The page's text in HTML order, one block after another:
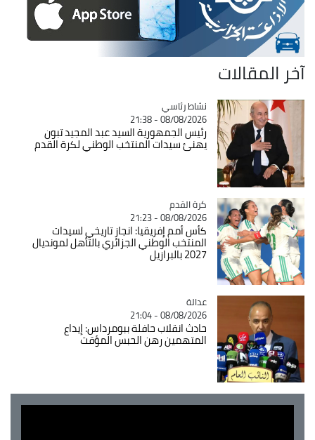
آخر المقالات
Catégorie
نشاط رئاسي
08/08/2026 - 21:38
رئيس الجمهورية السيد عبد المجيد تبون
يهنئ سيدات المنتخب الوطني لكرة القدم
Catégorie
كرة القدم
08/08/2026 - 21:23
كأس أمم إفريقيا: انجاز تاريخي لسيدات
المنتخب الوطني الجزائري بالتأهل لمونديال
2027 بالبرازيل
Catégorie
عدالة
08/08/2026 - 21:04
حادث انقلاب حافلة ببومرداس: إيداع
المتهمين رهن الحبس المؤقت